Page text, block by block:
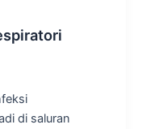
di saluran